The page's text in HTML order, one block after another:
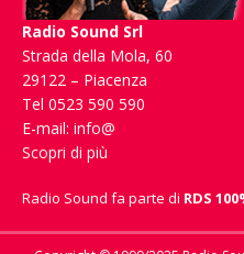
Radio Sound Srl
Strada della Mola, 60
29122 – Piacenza
Tel 0523 590 590
E-mail: info@
Scopri di più
Radio Sound fa parte di RDS